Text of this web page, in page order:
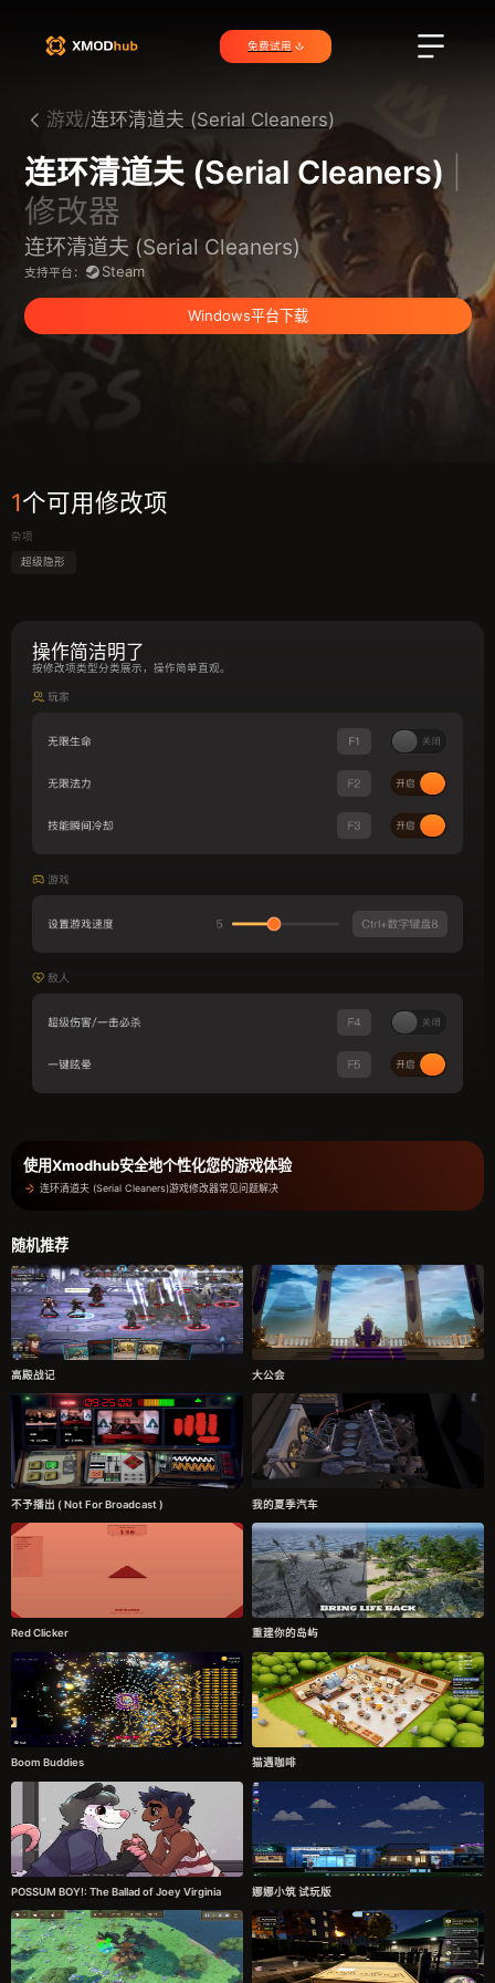
免费试用
游戏/连环清道夫 (Serial Cleaners)
连环清道夫 (Serial Cleaners)
修改器
连环清道夫 (Serial Cleaners)
支持平台： Steam
Windows平台下载
1个可用修改项
杂项
超级隐形
操作简洁明了
按修改项类型分类展示，操作简单直观。
使用Xmodhub安全地个性化您的游戏体验
连环清道夫 (Serial Cleaners)游戏修改器常见问题解决
随机推荐
高殿战记 大公会
不予播出 ( Not For Broadcast ) 我的夏季汽车
Red Clicker 重建你的岛屿
Boom Buddies 猫遇咖啡
POSSUM BOY!: The Ballad of Joey Virginia 娜娜小筑 试玩版